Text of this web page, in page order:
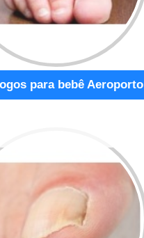
para bebê Aeroporto